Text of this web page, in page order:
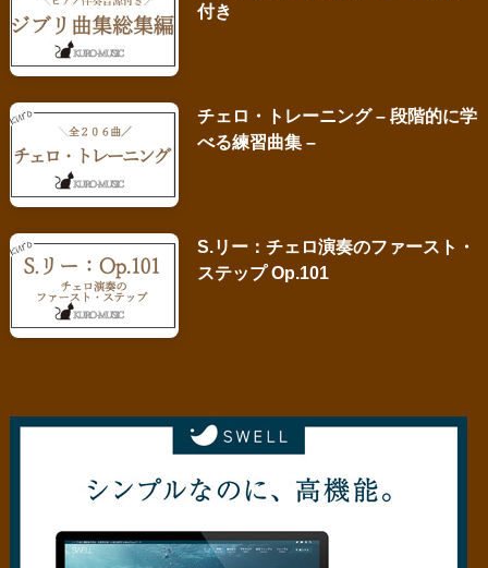
付き
チェロ・トレーニング – 段階的に学
べる練習曲集 –
S.リー：チェロ演奏のファースト・
ステップ Op.101